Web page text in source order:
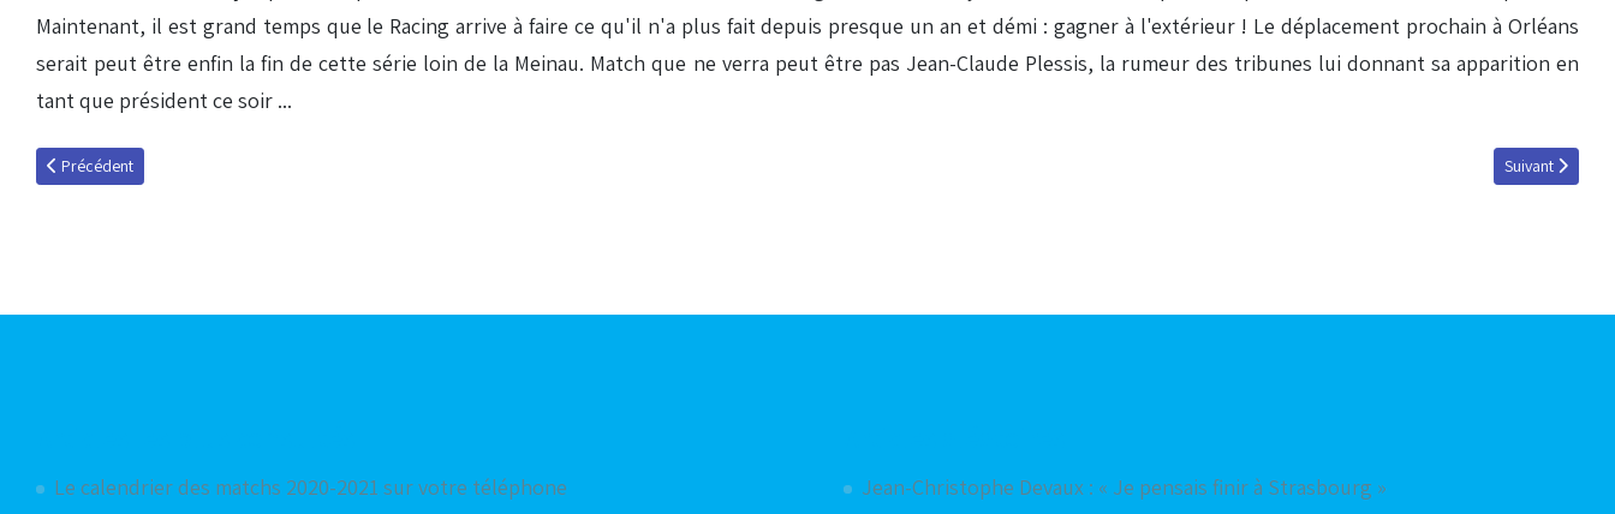
Maintenant, il est grand temps que le Racing arrive à faire ce qu'il n'a plus fait depuis presque un an et démi : gagner à l'extérieur ! Le déplacement prochain à Orléans
serait peut être enfin la fin de cette série loin de la Meinau. Match que ne verra peut être pas Jean-Claude Plessis, la rumeur des tribunes lui donnant sa apparition en
tant que président ce soir ...
Article précédent : Les bleus n'ont pu battre les blancs en neige
Précédent Article suivant :
Suivant
Le calendrier des matchs 2020-2021 sur votre téléphone
Jean-Christophe Devaux : « Je pensais finir à Strasbourg »